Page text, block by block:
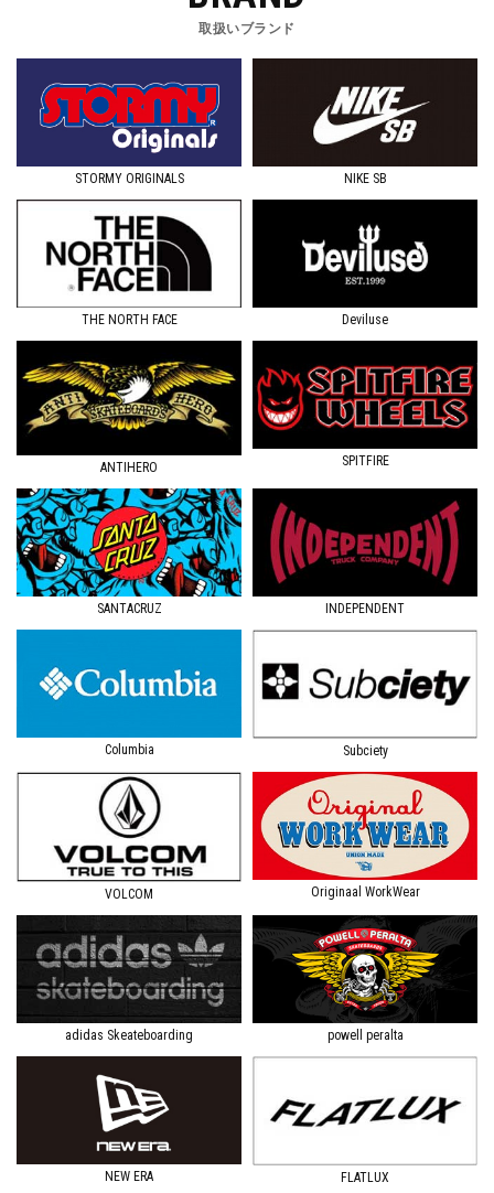
取扱いブランド
STORMY ORIGINALS NIKE SB
THE NORTH FACE Deviluse
ANTIHERO SPITFIRE
SANTACRUZ INDEPENDENT
Columbia Subciety
VOLCOM Originaal WorkWear
adidas Skeateboarding powell peralta
NEW ERA FLATLUX